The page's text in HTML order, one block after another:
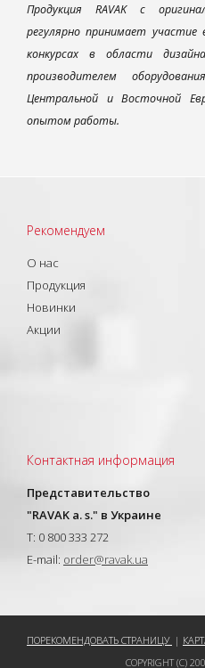
Продукция RAVAK с
регулярно принимает
конкурсах в области
производителем
Центральной и Восточной
опытом работы.
Рекомендуем
О нас
Продукция
Новинки
Акции
Контактная информация
Представительство
"RAVAK a. s." в Украине
T: 0 800 333 272
E-mail: order@ravak.ua
ПОРЕКОМЕНДОВАТЬ СТРАНИЦУ |
COPYRIGHT (C)